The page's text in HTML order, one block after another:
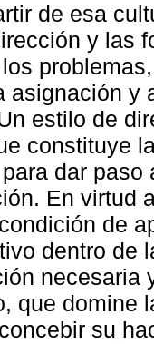
de esa
y las
asignación y
estilo de
constituye
dar
En virtud
de
dentro de
necesaria
que domine
su